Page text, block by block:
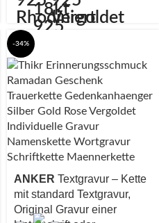
-34%
ANKER Textgravur – Kette
mit standard Textgravur,
Original Gravur einer